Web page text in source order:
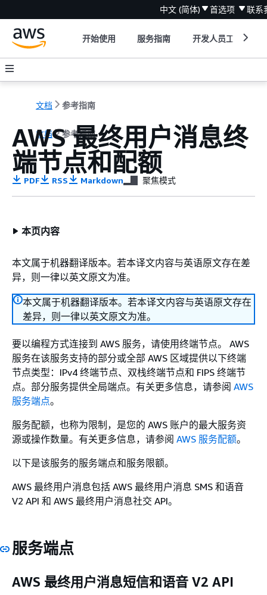
中文 (简体) 首选项 联系
开始使用 服务指南 开发人员工具
文档 参考指南
文档 参考指南
AWS 最终用户消息终
端节点和配额
PDF RSS Markdown 聚焦模式
本页内容
本文属于机器翻译版本。若本译文内容与英语原文存在差
异，则一律以英文原文为准。
本文属于机器翻译版本。若本译文内容与英语原文存在
差异，则一律以英文原文为准。
要以编程方式连接到 AWS 服务，请使用终端节点。 AWS
服务在该服务支持的部分或全部 AWS 区域提供以下终端
节点类型：IPv4 终端节点、双栈终端节点和 FIPS 终端节
点。部分服务提供全局端点。有关更多信息，请参阅 AWS
服务端点。
服务配额，也称为限制，是您的 AWS 账户的最大服务资
源或操作数量。有关更多信息，请参阅 AWS 服务配额。
以下是该服务的服务端点和服务限额。
AWS 最终用户消息包括 AWS 最终用户消息 SMS 和语音
V2 API 和 AWS 最终用户消息社交 API。
服务端点
AWS 最终用户消息短信和语音 V2 API